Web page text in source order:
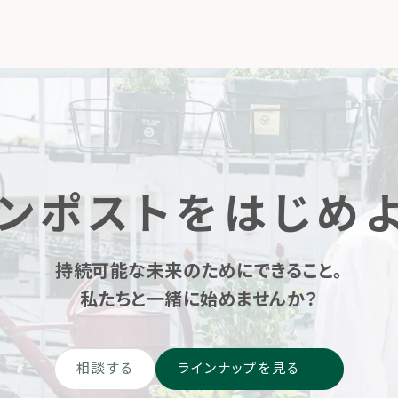
ポストをはじめ
持続可能な未来のためにできること。
私たちと一緒に始めませんか？
相談する ラインナップを見る